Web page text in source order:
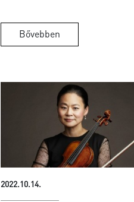
Bővebben
2022.10.14.